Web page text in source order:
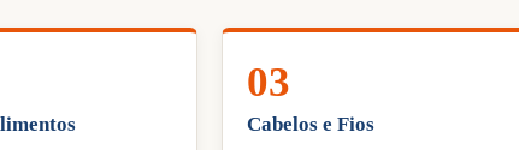
03
Cabelos e Fios